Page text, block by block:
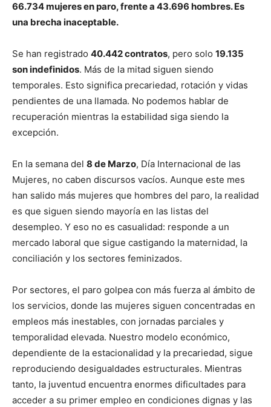
66.734 mujeres en paro, frente a 43.696 hombres. Es
una brecha inaceptable.
Se han registrado 40.442 contratos, pero solo 19.135
son indefinidos. Más de la mitad siguen siendo
temporales. Esto significa precariedad, rotación y vidas
pendientes de una llamada. No podemos hablar de
recuperación mientras la estabilidad siga siendo la
excepción.
En la semana del 8 de Marzo, Día Internacional de las
Mujeres, no caben discursos vacíos. Aunque este mes
han salido más mujeres que hombres del paro, la realidad
es que siguen siendo mayoría en las listas del
desempleo. Y eso no es casualidad: responde a un
mercado laboral que sigue castigando la maternidad, la
conciliación y los sectores feminizados.
Por sectores, el paro golpea con más fuerza al ámbito de
los servicios, donde las mujeres siguen concentradas en
empleos más inestables, con jornadas parciales y
temporalidad elevada. Nuestro modelo económico,
dependiente de la estacionalidad y la precariedad, sigue
reproduciendo desigualdades estructurales. Mientras
tanto, la juventud encuentra enormes dificultades para
acceder a su primer empleo en condiciones dignas y las